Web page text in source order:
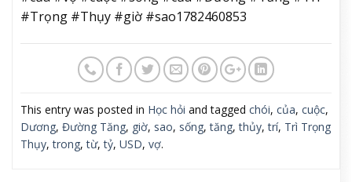
#Trọng #Thụy #giờ #sao1782460853
This entry was posted in Học hỏi and tagged chói, của, cuộc,
Dương, Đường Tăng, giờ, sao, sống,tăng,thủy,trí, Trì Trọng
Thụy,trong,từ,tỷ, USD, vợ.